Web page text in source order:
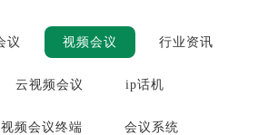
议 视频会议 行业资讯
云视频会议 ip话机
视频会议终端 会议系统